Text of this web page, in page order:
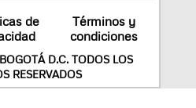
de
Términos y
condiciones
D.C. TODOS LOS
RESERVADOS